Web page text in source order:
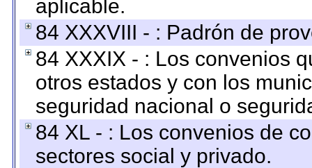
aplicable.
84 XXXVIII - : Padrón de
84 XXXIX - : Los convenios
otros estados y con los
seguridad nacional o
84 XL - : Los convenios de
sectores social y privado.